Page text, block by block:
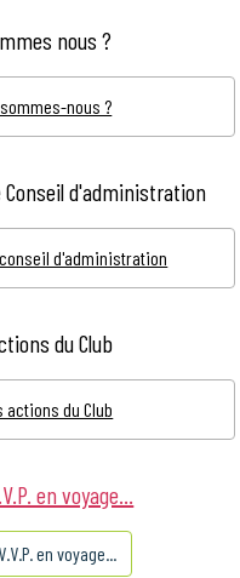
nous ?
sommes-nous ?
Conseil d'administration
d'administration
du Club
actions du Club
en voyage...
en voyage...